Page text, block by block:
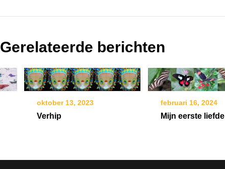
Gerelateerde berichten
oktober 13, 2023
Verhip
februari 16, 2024
Mijn eerste liefde